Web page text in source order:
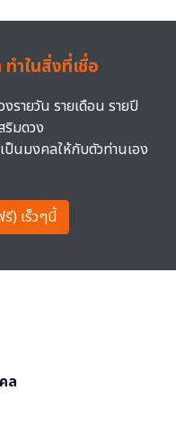
ำในสิ่งที่เชื่อ
รายวัน รายเดือน รายปี
ริมดวง
ป็นมงคลให้กับตัวท่านเอง
) เร็วๆนี้
ล